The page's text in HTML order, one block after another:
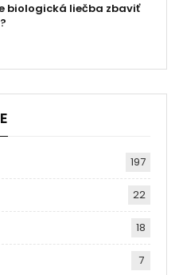
biologická liečba zbaviť
197
22
18
7